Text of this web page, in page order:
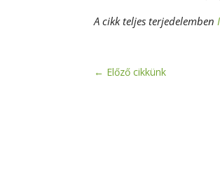
A cikk teljes terjedelemben
← Előző cikkünk